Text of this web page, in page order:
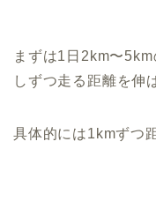
まずは1日2km〜
しずつ走る距離を伸
具体的には1kmずつ